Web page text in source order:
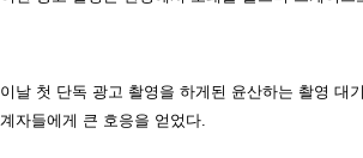
이날 첫 단독 광고 촬영을 하게된 윤산하는 촬영 대
계자들에게 큰 호응을 얻었다.